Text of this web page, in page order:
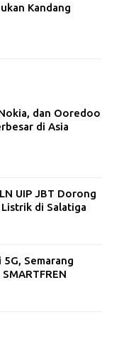
Kandang
dan Ooredoo
di Asia
UIP JBT Dorong
di Salatiga
Semarang